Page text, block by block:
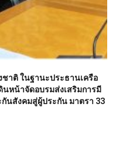
าติ ในฐานะประธานเครือ
หน้าจัดอบรมส่งเสริมการมี
นสังคมสู่ผู้ประกัน มาตรา 33